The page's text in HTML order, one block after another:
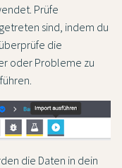
Prüfe
sind, indem du
die
oder Probleme zu
die Daten in dein